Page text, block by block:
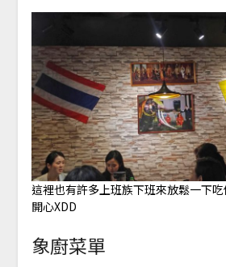
這裡也有許多上班族下班來放鬆一下
開心XDD
象廚菜單